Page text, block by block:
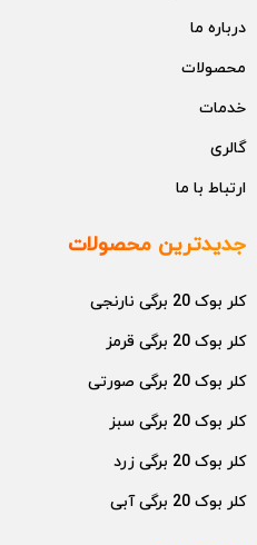
درباره ما
محصولات
خدمات
گالری
ارتباط با ما
جدیدترین محصولات
کلر بوک 20 برگی نارنجی
کلر بوک 20 برگی قرمز
کلر بوک 20 برگی صورتی
کلر بوک 20 برگی سبز
کلر بوک 20 برگی زرد
کلر بوک 20 برگی آبی